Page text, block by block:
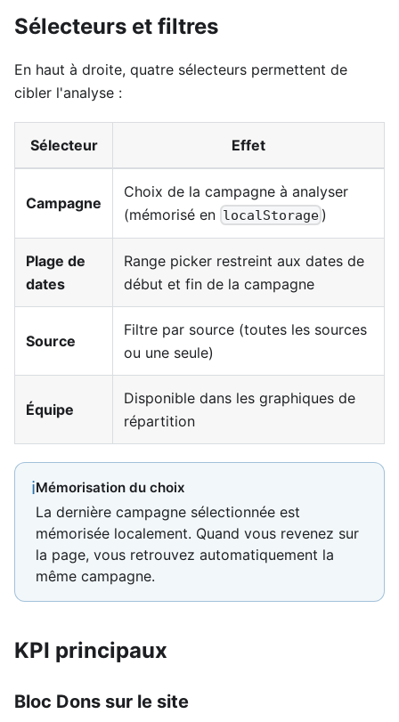
Sélecteurs et filtres
En haut à droite, quatre sélecteurs permettent de
cibler l'analyse :
Sélecteur Effet
Campagne
Choix de la campagne à analyser
(mémorisé en localStorage )
Plage de
dates
Range picker restreint aux dates de
début et fin de la campagne
Source
Filtre par source (toutes les sources
ou une seule)
Équipe
Disponible dans les graphiques de
répartition
ℹMémorisation du choix
La dernière campagne sélectionnée est
mémorisée localement. Quand vous revenez sur
la page, vous retrouvez automatiquement la
même campagne.
KPI principaux
Bloc Dons sur le site